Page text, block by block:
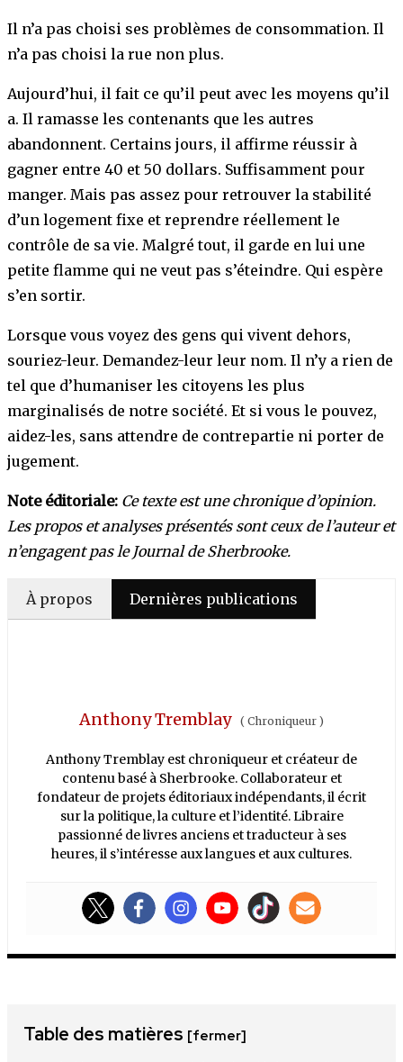
Il n’a pas choisi ses problèmes de consommation. Il
n’a pas choisi la rue non plus.
Aujourd’hui, il fait ce qu’il peut avec les moyens qu’il
a. Il ramasse les contenants que les autres
abandonnent. Certains jours, il affirme réussir à
gagner entre 40 et 50 dollars. Suffisamment pour
manger. Mais pas assez pour retrouver la stabilité
d’un logement fixe et reprendre réellement le
contrôle de sa vie. Malgré tout, il garde en lui une
petite flamme qui ne veut pas s’éteindre. Qui espère
s’en sortir.
Lorsque vous voyez des gens qui vivent dehors,
souriez-leur. Demandez-leur leur nom. Il n’y a rien de
tel que d’humaniser les citoyens les plus
marginalisés de notre société. Et si vous le pouvez,
aidez-les, sans attendre de contrepartie ni porter de
jugement.
Note éditoriale: Ce texte est une chronique d’opinion.
Les propos et analyses présentés sont ceux de l’auteur et
n’engagent pas le Journal de Sherbrooke.
À propos Dernières publications
Anthony Tremblay ( Chroniqueur )
Anthony Tremblay est chroniqueur et créateur de
contenu basé à Sherbrooke. Collaborateur et
fondateur de projets éditoriaux indépendants, il écrit
sur la politique, la culture et l’identité. Libraire
passionné de livres anciens et traducteur à ses
heures, il s’intéresse aux langues et aux cultures.
Table des matières [fermer]